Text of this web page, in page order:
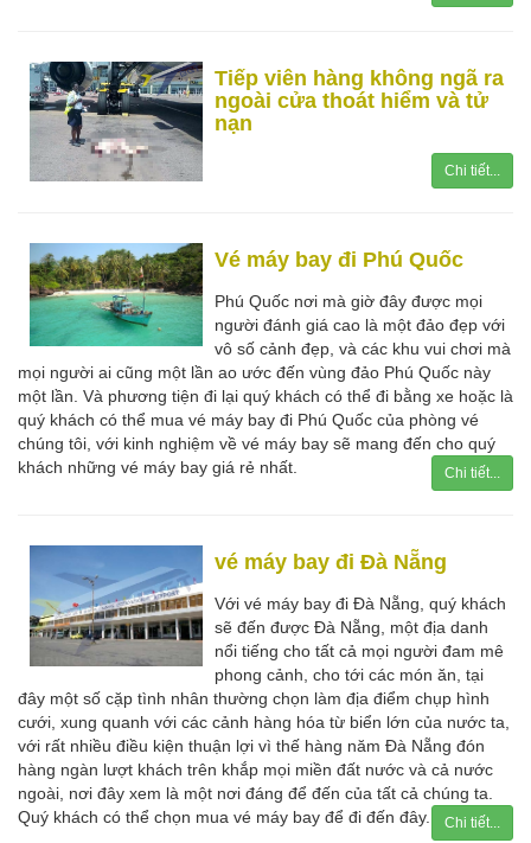
Tiếp viên hàng không ngã ra
ngoài cửa thoát hiểm và tử
nạn
Chi tiết...
Vé máy bay đi Phú Quốc
Phú Quốc nơi mà giờ đây được mọi
người đánh giá cao là một đảo đẹp với
vô số cảnh đẹp, và các khu vui chơi mà
mọi người ai cũng một lần ao ước đến vùng đảo Phú Quốc này
một lần. Và phương tiện đi lại quý khách có thể đi bằng xe hoặc là
quý khách có thể mua vé máy bay đi Phú Quốc của phòng vé
chúng tôi, với kinh nghiệm về vé máy bay sẽ mang đến cho quý
khách những vé máy bay giá rẻ nhất.
Chi tiết...
vé máy bay đi Đà Nẵng
Với vé máy bay đi Đà Nẵng, quý khách
sẽ đến được Đà Nẵng, một địa danh
nổi tiếng cho tất cả mọi người đam mê
phong cảnh, cho tới các món ăn, tại
đây một số cặp tình nhân thường chọn làm địa điểm chụp hình
cưới, xung quanh với các cảnh hàng hóa từ biển lớn của nước ta,
với rất nhiều điều kiện thuận lợi vì thế hàng năm Đà Nẵng đón
hàng ngàn lượt khách trên khắp mọi miền đất nước và cả nước
ngoài, nơi đây xem là một nơi đáng để đến của tất cả chúng ta.
Quý khách có thể chọn mua vé máy bay để đi đến đây.
Chi tiết...